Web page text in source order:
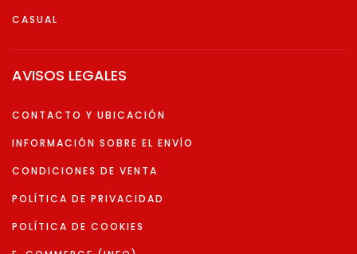
CASUAL
AVISOS LEGALES
CONTACTO Y UBICACIÓN
INFORMACIÓN SOBRE EL ENVÍO
CONDICIONES DE VENTA
POLÍTICA DE PRIVACIDAD
POLÍTICA DE COOKIES